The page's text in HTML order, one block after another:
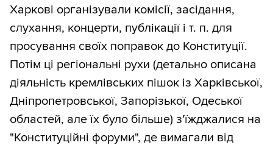
Харкові організували комісії, засідання,
слухання, концерти, публікації і т. п. для
просування своїх поправок до Конституції.
Потім ці регіональні рухи (детально описана
діяльність кремлівських пішок із Харківської,
Дніпропетровської, Запорізької, Одеської
областей, але їх було більше) з'їжджалися на
"Конституційні форуми", де вимагали від